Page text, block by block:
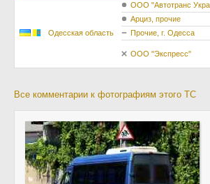
Одесская область
ООО "Автотранс
Арциз, прочие
Прочие, г. Одесса
ООО "Экспресс"
Все комментарии к фотографиям этого ТС